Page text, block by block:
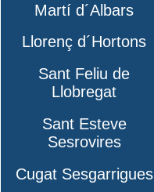
Martí d´Albars
Llorenç d´Hortons
Sant Feliu de
Llobregat
Sant Esteve
Sesrovires
Cugat Sesgarrigues